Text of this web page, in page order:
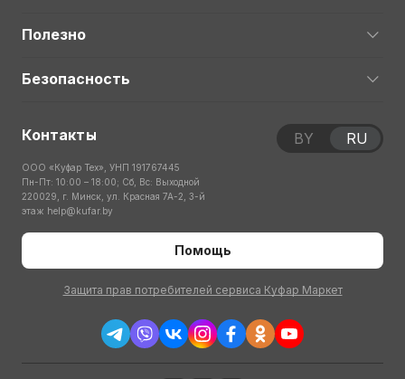
Полезно
Безопасность
Контакты
ООО «Куфар Тех», УНП 191767445
Пн-Пт: 10:00 – 18:00; Сб, Вс: Выходной
220029, г. Минск, ул. Красная 7А-2, 3-й
этаж help@kufar.by
Помощь
Защита прав потребителей сервиса Куфар Маркет
BY RU